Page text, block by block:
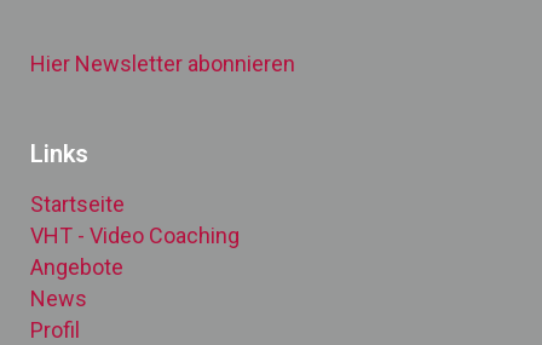
Hier Newsletter abonnieren
Links
Startseite
VHT - Video Coaching
Angebote
News
Profil